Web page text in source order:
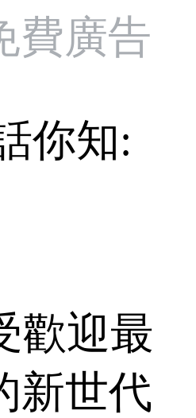
費廣告
你知:
歡迎最
新世代